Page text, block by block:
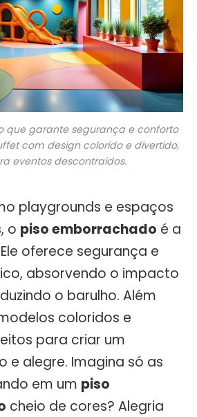
que garante segurança e conforto
com design colorido e divertido,
eventos descontraídos.
playgrounds e espaços
o piso emborrachado é a
oferece segurança e
absorvendo o impacto
o barulho. Além
coloridos e
para criar um
e alegre. Imagina só as
em um piso
cheio de cores? Alegria